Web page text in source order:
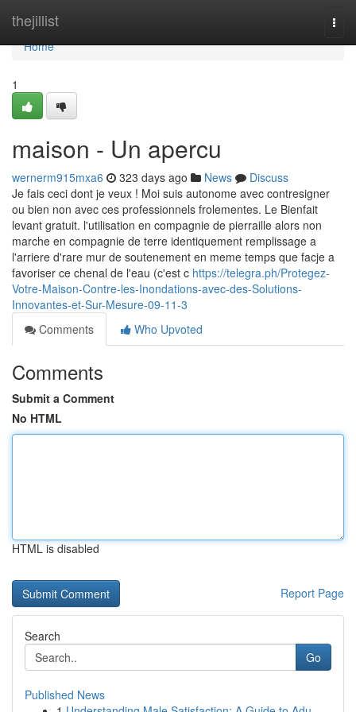
thejillist
Home
Home
1
maison - Un apercu
wernerm915mxa6 323 days ago News
Discuss
Je fais ceci dont je veux ! Moi suis autonome avec contresigner
ou bien non avec ces professionnels frolementes. Le Bienfait
levant gratuit. l'utilisation en compagnie de pierraille alors non
marche en compagnie de terre identiquement remplissage a
l'arriere d'rare mur de soutenement en meme temps que facje a
favoriser ce chenal de l'eau (c'est c https://telegra.ph/Protegez-
Votre-Maison-Contre-les-Inondations-avec-des-Solutions-
Innovantes-et-Sur-Mesure-09-11-3
Comments
Who Upvoted
Comments
Submit a Comment
No HTML
HTML is disabled
Report Page
Search
Go
Published News